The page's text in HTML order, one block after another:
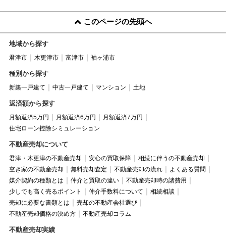
このページの先頭へ
地域から探す
君津市 木更津市 富津市 袖ヶ浦市
種別から探す
新築一戸建て 中古一戸建て マンション 土地
返済額から探す
月額返済5万円 月額返済6万円
月額返済7万円
住宅ローン控除シミュレーション
不動産売却について
君津・木更津の不動産売却 安心の買取保障
相続に伴うの不動産売却
空き家の不動産売却
無料売却査定 不動産売却の流れ
よくある質問
媒介契約の種類とは
仲介と買取の違い
不動産売却時の諸費用
少しでも高く売るポイント
仲介手数料について
相続相談
売却に必要な書類とは
売却の不動産会社選び
不動産売却価格の決め方
不動産売却コラム
不動産売却実績